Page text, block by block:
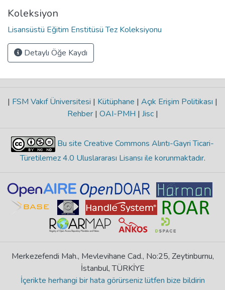
Koleksiyon
Lisansüstü Eğitim Enstitüsü Tez Koleksiyonu
Detaylı Öğe Kaydı
| FSM Vakıf Üniversitesi | Kütüphane | Açık Erişim Politikası |
Rehber | OAI-PMH | Jisc |
Bu site Creative Commons Alıntı-Gayri Ticari-
Türetilemez 4.0 Uluslararası Lisansı ile korunmaktadır.
Merkezefendi Mah., Mevlevihane Cad., No:25, Zeytinburnu,
İstanbul, TÜRKİYE
İçerikte herhangi bir hata görürseniz lütfen bize bildirin